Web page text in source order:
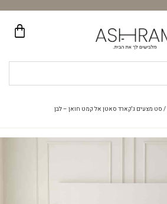
/ סט מצעים ג'קארד סאטן אל קמט חואן – לבן